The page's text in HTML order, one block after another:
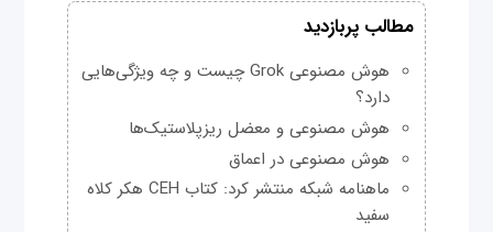
مطالب پربازدید
هوش مصنوعی Grok چیست و چه ویژگی‌هایی
دارد؟
هوش مصنوعی و معضل ریزپلاستیک‌ها
هوش مصنوعی در اعماق
ماهنامه شبکه منتشر کرد: کتاب CEH هکر کلاه
سفید